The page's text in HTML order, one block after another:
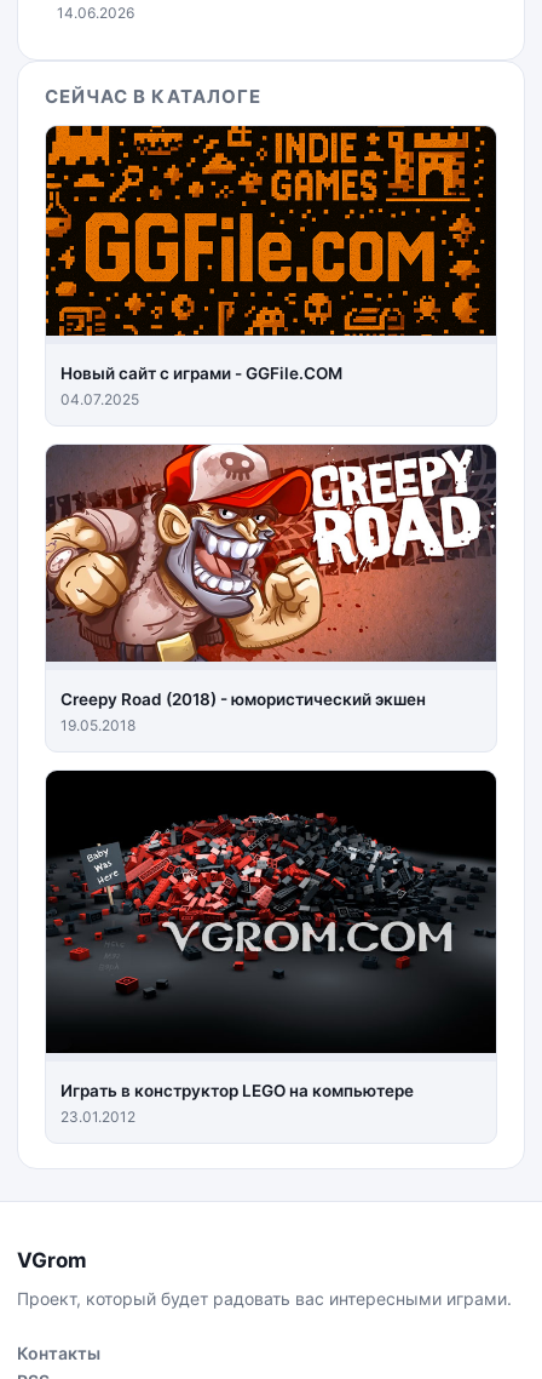
14.06.2026
СЕЙЧАС В КАТАЛОГЕ
Новый сайт с играми - GGFile.COM
04.07.2025
Creepy Road (2018) - юмористический экшен
19.05.2018
Играть в конструктор LEGO на компьютере
23.01.2012
VGrom
Проект, который будет радовать вас интересными играми.
Контакты